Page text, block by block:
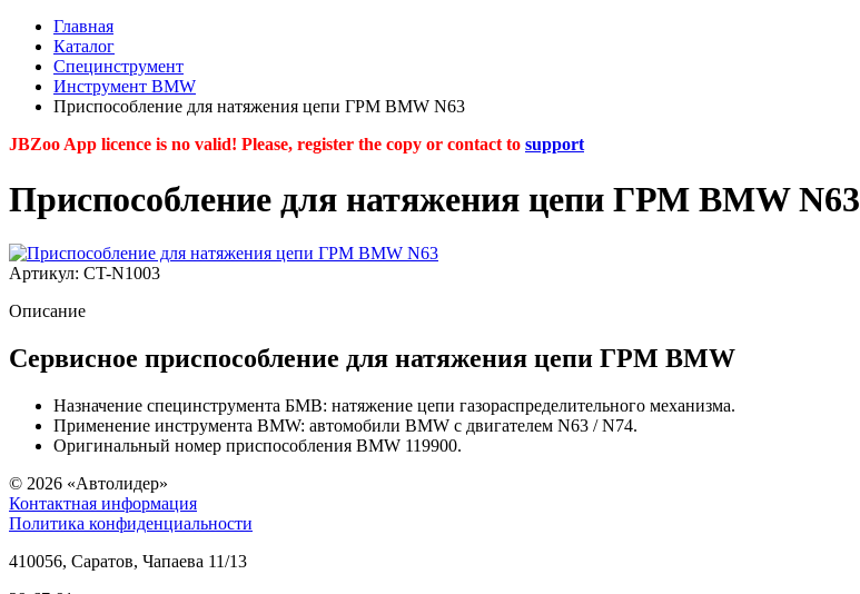
Главная
Каталог
Специнструмент
Инструмент BMW
Приспособление для натяжения цепи ГРМ BMW N63
JBZoo App licence is no valid! Please, register the copy or contact to support
Приспособление для натяжения цепи ГРМ BMW N63
Артикул: CT-N1003
Описание
Сервисное приспособление для натяжения цепи ГРМ BMW
Назначение специнструмента БМВ: натяжение цепи газораспределительного механизма.
Применение инструмента BMW: автомобили BMW с двигателем N63 / N74.
Оригинальный номер приспособления BMW 119900.
© 2026 «Автолидер»
Контактная информация
Политика конфиденциальности
410056, Саратов, Чапаева 11/13